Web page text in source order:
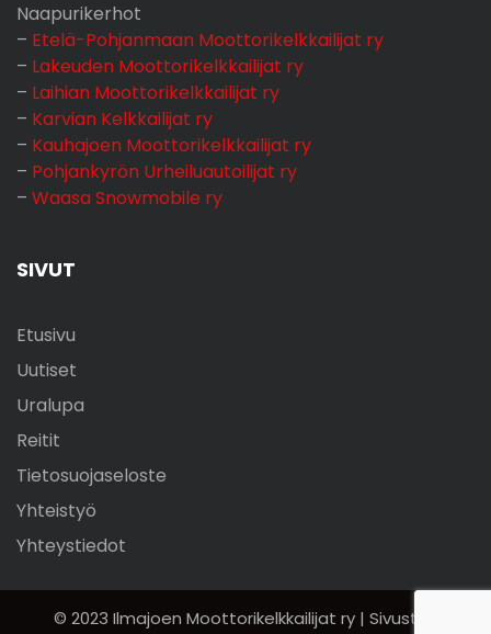
Naapurikerhot
– Etelä-Pohjanmaan Moottorikelkkailijat ry
– Lakeuden Moottorikelkkailijat ry
– Laihian Moottorikelkkailijat ry
– Karvian Kelkkailijat ry
– Kauhajoen Moottorikelkkailijat ry
– Pohjankyrön Urheiluautoilijat ry
– Waasa Snowmobile ry
SIVUT
Etusivu
Uutiset
Uralupa
Reitit
Tietosuojaseloste
Yhteistyö
Yhteystiedot
© 2023 Ilmajoen Moottorikelkkailijat ry | Sivuston